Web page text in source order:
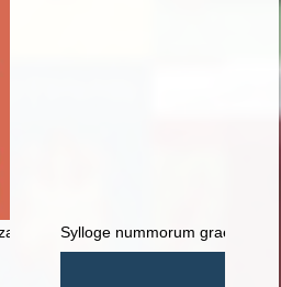
- przeobrażenia - współczesność
Sylloge nummorum graecorum